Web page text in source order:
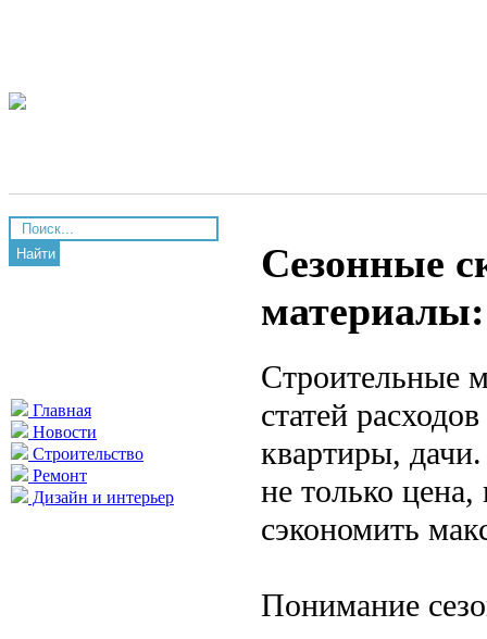
Найти
Главная
Новости
Строительство
Ремонт
Дизайн и интерьер
Сезонные
материалы:
Строительные
статей
квартиры,
не только
сэкономить
Понимание